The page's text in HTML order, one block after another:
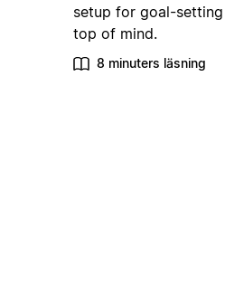
setup for goal-
top of mind.
8 minuters läsning